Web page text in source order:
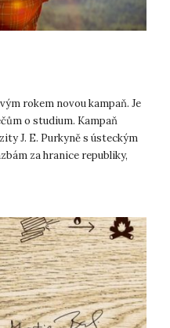
rokem novou kampaň. Je
o studium. Kampaň
J. E. Purkyně s ústeckým
za hranice republiky,